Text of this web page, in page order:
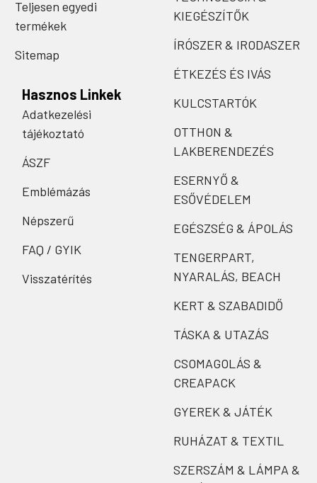
Teljesen egyedi
termékek
Sitemap
Hasznos Linkek
Adatkezelési
tájékoztató
ÁSZF
Emblémázás
Népszerű
FAQ / GYIK
Visszatérítés
KIEGÉSZÍTŐK
ÍRÓSZER & IRODASZER
ÉTKEZÉS ÉS IVÁS
KULCSTARTÓK
OTTHON &
LAKBERENDEZÉS
ESERNYŐ &
ESŐVÉDELEM
EGÉSZSÉG & ÁPOLÁS
TENGERPART,
NYARALÁS, BEACH
KERT & SZABADIDŐ
TÁSKA & UTAZÁS
CSOMAGOLÁS &
CREAPACK
GYEREK & JÁTÉK
RUHÁZAT & TEXTIL
SZERSZÁM & LÁMPA &